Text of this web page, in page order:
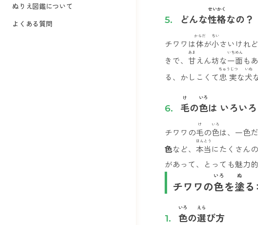
ぬりえ図鑑について
よくある質問
どんな性格
せいかく
なの？
チワワは体
からだ
が小
ちい
さいけれ
きで、甘
あま
えん坊な一面
いちめん
も
る、かしこくて忠実
ちゅうじつ
な犬
いぬ
毛
け
の色
いろ
は いろいろ
チワワの毛
け
の色
いろ
は、一色
色など、本当
ほんとう
にたくさんの
があって、とっても魅力的
チワワの色
いろ
を塗
ぬ
色
いろ
の選
えら
び方